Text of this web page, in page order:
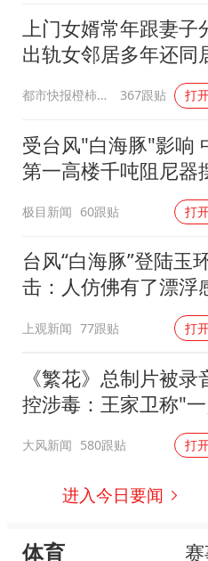
上门女婿常年跟妻子
出轨女邻居多年还同
都市快报橙柿互动 367跟贴 打
受台风"白海豚"影响
第一高楼千吨阻尼器
极目新闻 60跟贴 打
台风“白海豚”登陆玉
击：人仿佛有了漂浮
上观新闻 77跟贴 打
《繁花》总制片被录
控涉毒：王家卫称"
大风新闻 580跟贴 打
进入今日要闻
体育